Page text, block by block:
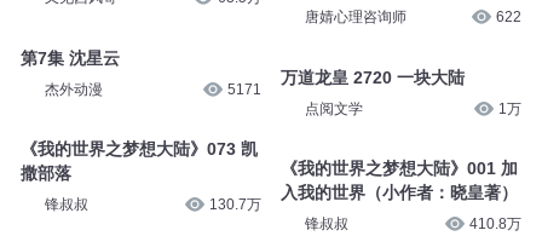
第7集 沈星云
杰外动漫 5171
《我的世界之梦想大陆》073 凯
撒部落
锋叔叔 130.7万
唐婧心理咨询师 622
万道龙皇 2720 一块大陆
点阅文学 1万
《我的世界之梦想大陆》001 加
入我的世界（小作者：晓皇著）
锋叔叔 410.8万